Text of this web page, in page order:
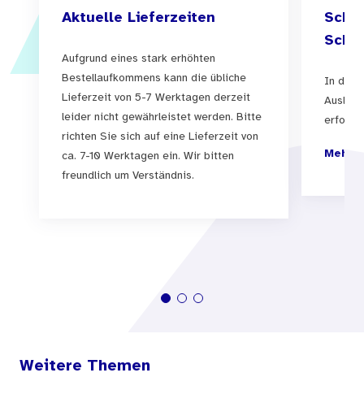
Aktuelle Lieferzeiten
Aufgrund eines stark erhöhten
Bestellaufkommens kann die übliche
Lieferzeit von 5-7 Werktagen derzeit
leider nicht gewährleistet werden. Bitte
richten Sie sich auf eine Lieferzeit von
ca. 7-10 Werktagen ein. Wir bitten
freundlich um Verständnis.
In der
Mehr
Weitere Themen